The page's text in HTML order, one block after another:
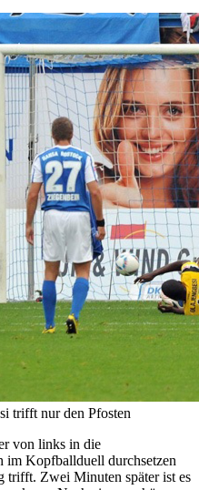
trifft nur den Pfosten
von links in die
im Kopfballduell durchsetzen
trifft. Zwei Minuten später ist es